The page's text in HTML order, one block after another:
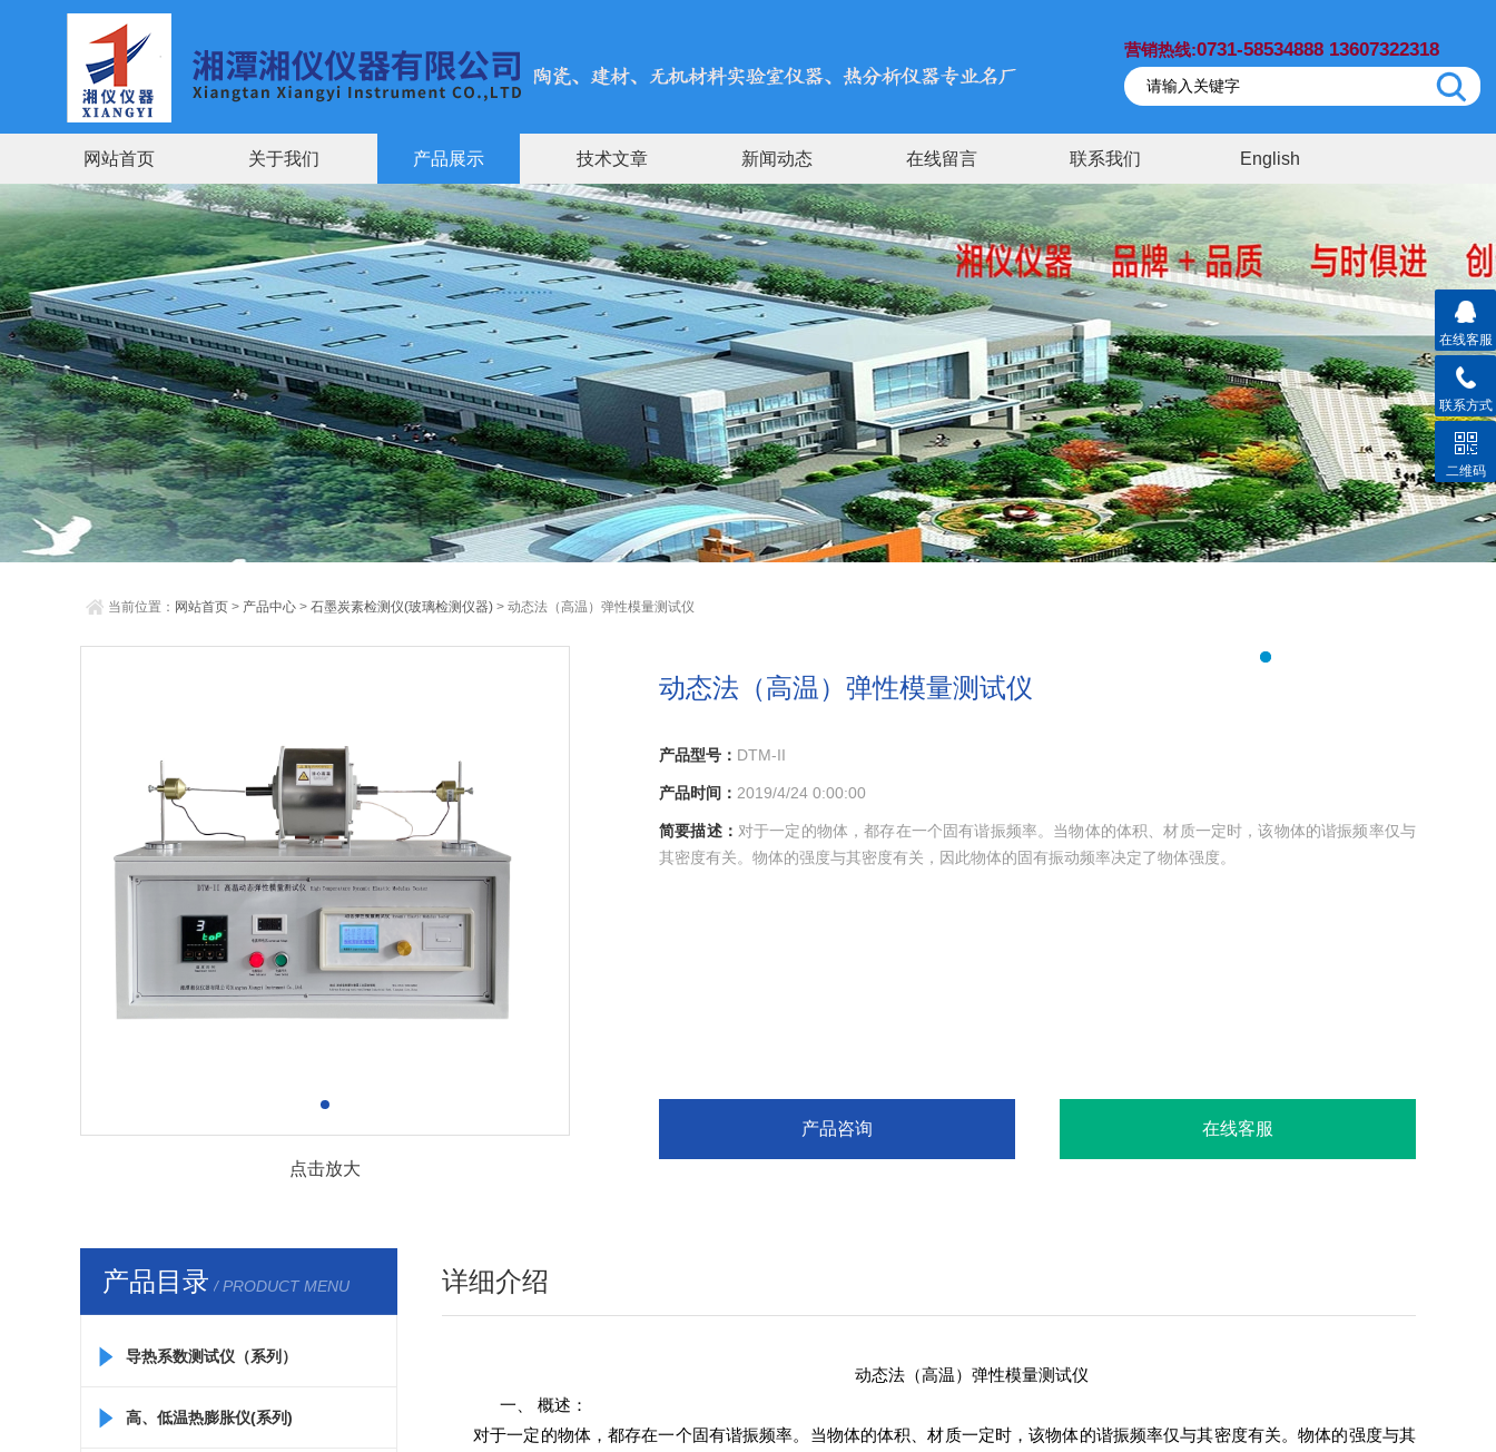
营销热线:0731-58534888 13607322318
网站首页 关于我们 产品展示 技术文章 新闻动态 在线留言 联系我们 English
当前位置： 网站首页 > 产品中心 > 石墨炭素检测仪(玻璃检测仪器) > 动态法（高温）弹性模量测试仪
点击放大
动态法（高温）弹性模量测试仪
产品型号： DTM-II
产品时间： 2019/4/24 0:00:00
简要描述： 对于一定的物体，都存在一个固有谐振频率。当物体的体积、材质一定时，该物体的谐振频率仅与
其密度有关。物体的强度与其密度有关，因此物体的固有振动频率决定了物体强度。
产品咨询 在线客服
产品目录 / PRODUCT MENU
导热系数测试仪（系列）
高、低温热膨胀仪(系列)
详细介绍
动态法（高温）弹性模量测试仪
一、 概述：
对于一定的物体，都存在一个固有谐振频率。当物体的体积、材质一定时，该物体的谐振频率仅与其密度有关。物体的强度与其
在线客服
联系方式
二维码